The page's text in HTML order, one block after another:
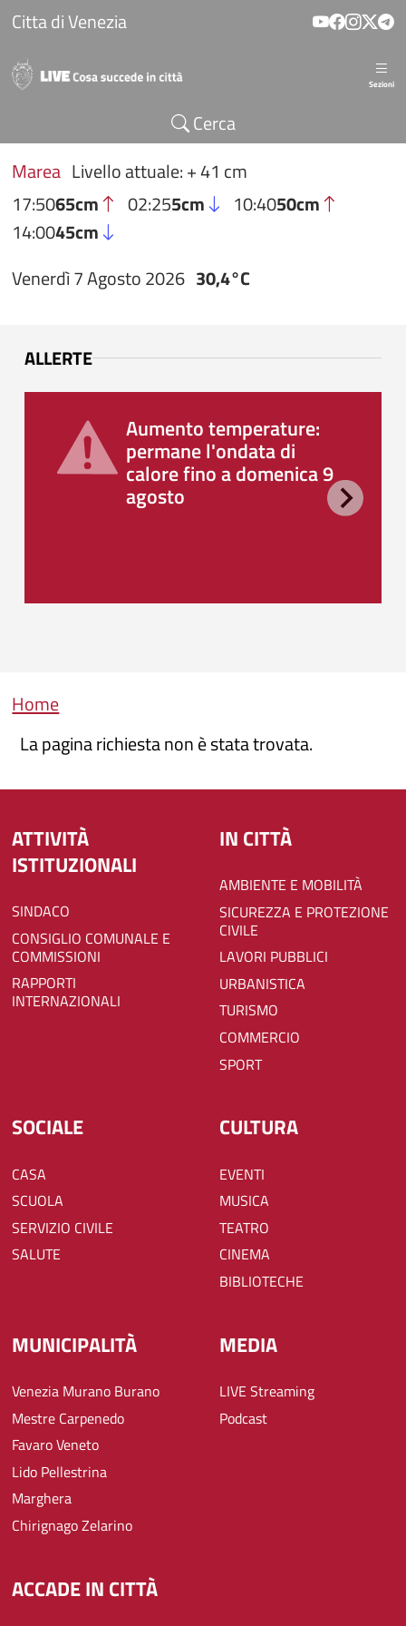
Salta al contenuto principale
Citta di Venezia
Sezioni
Cerca
Marea Livello attuale: + 41 cm
17:5065cm 02:255cm 10:4050cm
14:0045cm
Venerdì 7 Agosto 2026 30,4°C
ALLERTE
Aumento temperature:
permane l'ondata di
calore fino a domenica 9
agosto
Briciole di pane
Home
La pagina richiesta non è stata trovata.
ATTIVITÀ
ISTITUZIONALI
SINDACO
CONSIGLIO COMUNALE E
COMMISSIONI
RAPPORTI
INTERNAZIONALI
IN CITTÀ
AMBIENTE E MOBILITÀ
SICUREZZA E PROTEZIONE
CIVILE
LAVORI PUBBLICI
URBANISTICA
TURISMO
COMMERCIO
SPORT
SOCIALE
CASA
SCUOLA
SERVIZIO CIVILE
SALUTE
CULTURA
EVENTI
MUSICA
TEATRO
CINEMA
BIBLIOTECHE
MUNICIPALITÀ
Venezia Murano Burano
Mestre Carpenedo
Favaro Veneto
Lido Pellestrina
Marghera
Chirignago Zelarino
MEDIA
LIVE Streaming
Podcast
ACCADE IN CITTÀ